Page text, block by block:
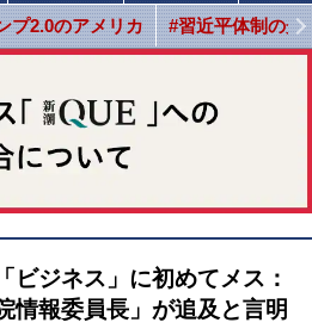
プ2.0のアメリカ #習近平体制の光
ビジネス」に初めてメス：
情報委員長」が追及と言明